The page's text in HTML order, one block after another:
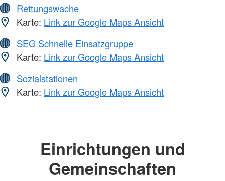
Rettungswache
Karte: Link zur Google Maps Ansicht
SEG Schnelle Einsatzgruppe
Karte: Link zur Google Maps Ansicht
Sozialstationen
Karte: Link zur Google Maps Ansicht
Einrichtungen und
Gemeinschaften